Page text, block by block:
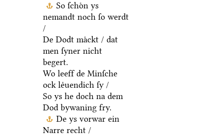
So ſchoͤn ys
nemandt noch ſo werdt
/
De Dodt maͤckt / dat
men ſyner nicht
begert.
Wo leeff de Minſche
ock leͤuendich ſy /
So ys he doch na dem
Dod bywaning fry.
De ys vorwar ein
Narre recht /